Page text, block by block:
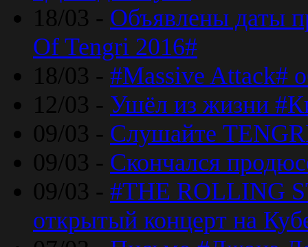
18/03 - Объявлены даты
Of Tengri 2016#
18/03 - #Massive Attack#
12/03 - Ушёл из жизни
09/03 - Слушайте
09/03 - Скончался
09/03 - #THE ROLLING
открытый концерт на